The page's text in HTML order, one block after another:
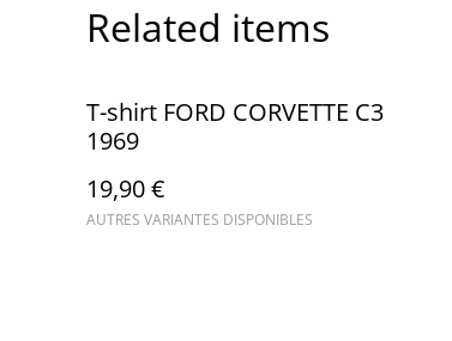
Related items
T-shirt FORD CORVETTE C3
1969
19,90 €
AUTRES VARIANTES DISPONIBLES